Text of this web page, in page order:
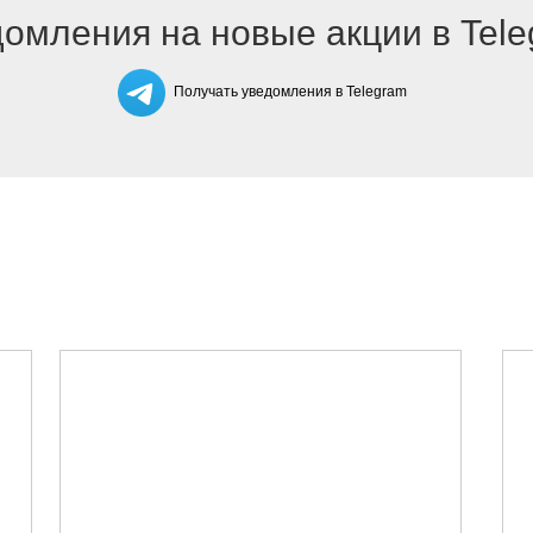
на новые акции в
Получать уведомления в Telegram